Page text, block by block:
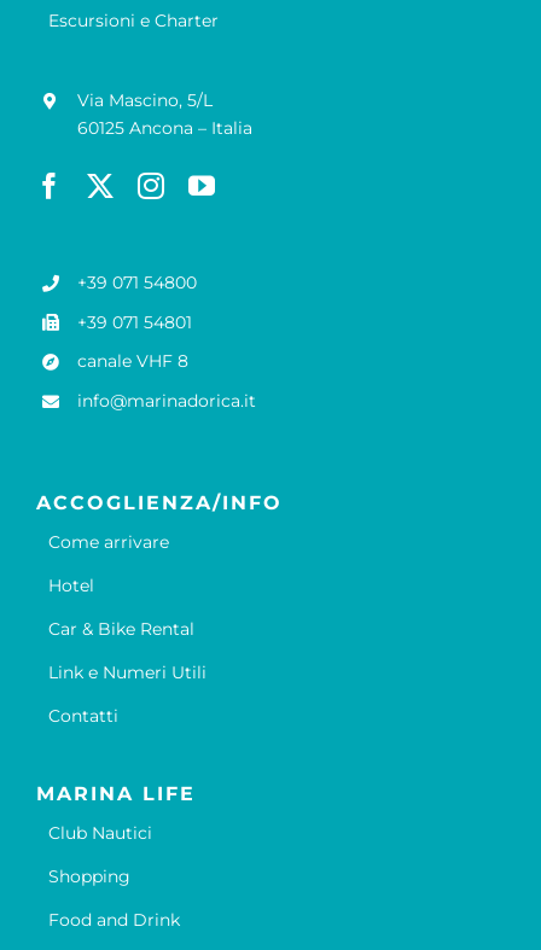
Escursioni e Charter
Via Mascino, 5/L
60125 Ancona – Italia
+39 071 54800
+39 071 54801
canale VHF 8
info@marinadorica.it
ACCOGLIENZA/INFO
Come arrivare
Hotel
Car & Bike Rental
Link e Numeri Utili
Contatti
MARINA LIFE
Club Nautici
Shopping
Food and Drink